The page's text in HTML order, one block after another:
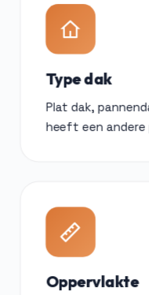
Type dak
Plat dak,
heeft een andere
Oppervlakte